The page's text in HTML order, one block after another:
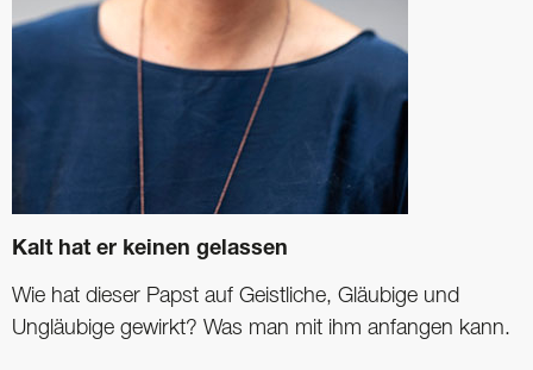
Kalt hat er keinen gelassen
Wie hat dieser Papst auf Geistliche, Gläubige und
Ungläubige gewirkt? Was man mit ihm anfangen kann.